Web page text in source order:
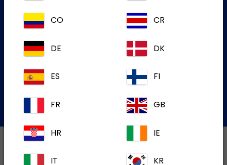
Služba za korisnike
Za više informacija molim kontaktirajte našu Službu za
ili nazovite:+387 33 652 434
CO CR
DE DK
ES FI
FR GB
HR IE
IT KR